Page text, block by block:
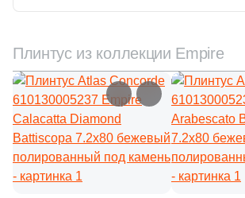
Плинтус из коллекции Empire